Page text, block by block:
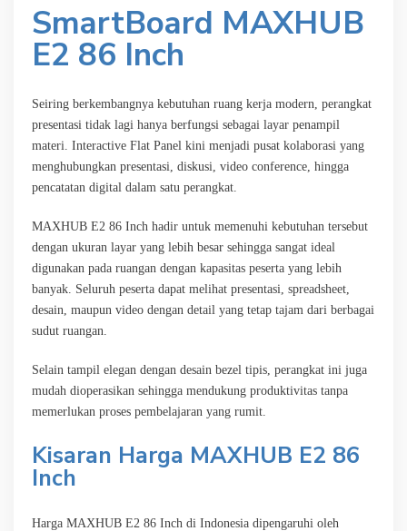
SmartBoard MAXHUB
E2 86 Inch
Seiring berkembangnya kebutuhan ruang kerja modern, perangkat
presentasi tidak lagi hanya berfungsi sebagai layar penampil
materi. Interactive Flat Panel kini menjadi pusat kolaborasi yang
menghubungkan presentasi, diskusi, video conference, hingga
pencatatan digital dalam satu perangkat.
MAXHUB E2 86 Inch hadir untuk memenuhi kebutuhan tersebut
dengan ukuran layar yang lebih besar sehingga sangat ideal
digunakan pada ruangan dengan kapasitas peserta yang lebih
banyak. Seluruh peserta dapat melihat presentasi, spreadsheet,
desain, maupun video dengan detail yang tetap tajam dari berbagai
sudut ruangan.
Selain tampil elegan dengan desain bezel tipis, perangkat ini juga
mudah dioperasikan sehingga mendukung produktivitas tanpa
memerlukan proses pembelajaran yang rumit.
Kisaran Harga MAXHUB E2 86
Inch
Harga MAXHUB E2 86 Inch di Indonesia dipengaruhi oleh